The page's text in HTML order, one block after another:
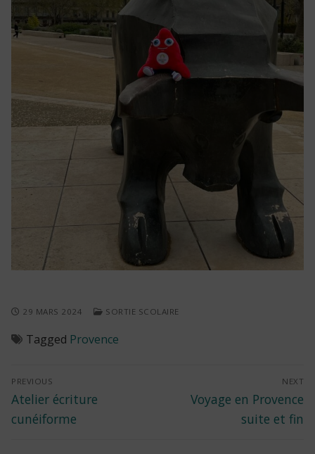
29 MARS 2024 SORTIE SCOLAIRE
Tagged Provence
Navigation
de
PREVIOUS
Previous
post:
Atelier écriture
cunéiforme
NEXT
Next
Voyage en Provence
suite et fin